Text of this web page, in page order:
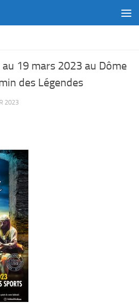
19 mars 2023 au Dôme
des Légendes
2023